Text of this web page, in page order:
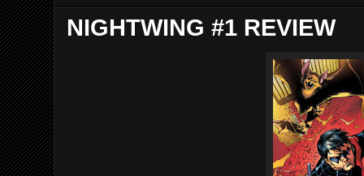
NIGHTWING #1 REVIEW